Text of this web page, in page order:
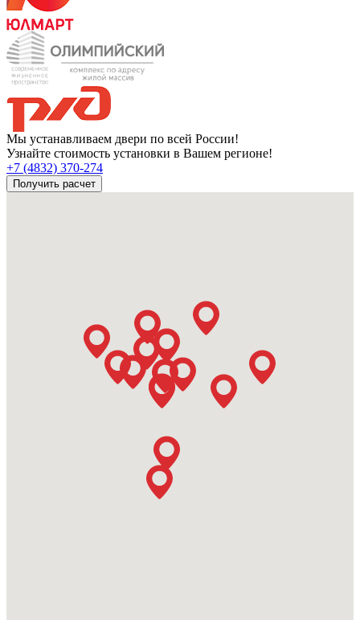
Мы устанавливаем двери по всей России!
Узнайте стоимость установки в Вашем регионе!
+7 (4832) 370-274
Получить расчет